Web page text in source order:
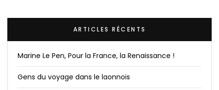
ARTICLES RÉCENTS
Marine Le Pen, Pour la France, la Renaissance !
Gens du voyage dans le laonnois